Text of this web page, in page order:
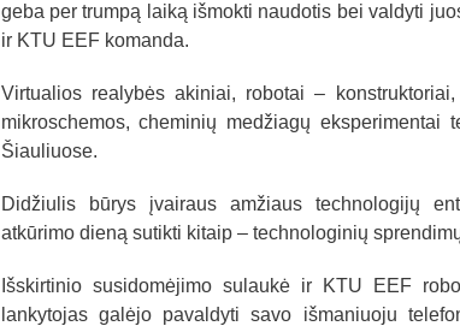
geba per trumpą laiką išmokti naudotis bei valdyti
ir KTU EEF komanda.
Virtualios realybės akiniai, robotai –
mikroschemos, cheminių medžiagų
Šiauliuose.
Didžiulis būrys įvairaus amžiaus technologijų
atkūrimo dieną sutikti kitaip – technologinių
Išskirtinio susidomėjimo sulaukė ir KTU EEF
lankytojas galėjo pavaldyti savo išmaniuoju